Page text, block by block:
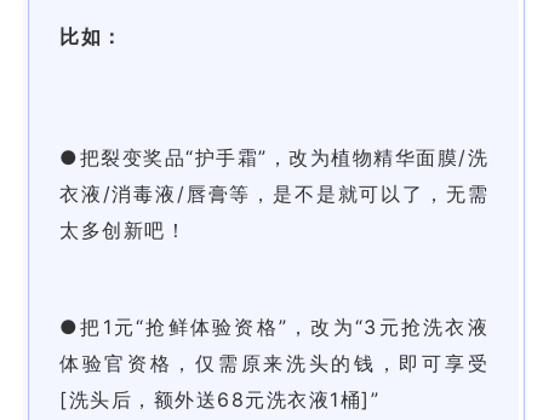
比如：
●把裂变奖品“护手霜”，改为植物精华面膜/洗
衣液/消毒液/唇膏等，是不是就可以了，无需
太多创新吧！
●把1元“抢鲜体验资格”，改为“3元抢洗衣液
体验官资格，仅需原来洗头的钱，即可享受
[洗头后，额外送68元洗衣液1桶]”